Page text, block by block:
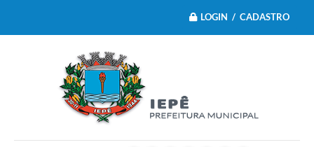
LOGIN / CADASTRO